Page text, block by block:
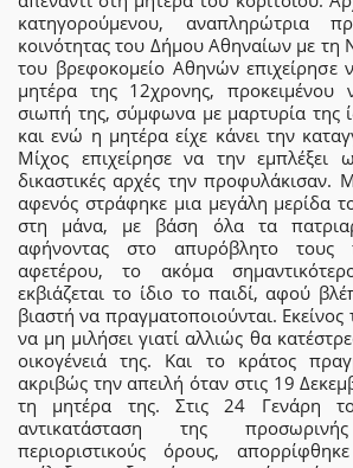
κατηγορούμενου, αναπληρώτρια
κοινότητας του Δήμου Αθηναίων με τη
του βρεφοκομείο Αθηνών επιχείρησε
μητέρα της 12χρονης, προκειμένου
σιωπή της, σύμφωνα με μαρτυρία της
και ενώ η μητέρα είχε κάνει την
Μίχος επιχείρησε να την εμπλέξει
δικαστικές αρχές την προφυλάκισαν.
αφενός στράφηκε μια μεγάλη μερίδα
στη μάνα, με βάση όλα τα
αφήνοντας στο απυρόβλητο τους
αφετέρου, το ακόμα
εκβιάζεται το ίδιο το παιδί, αφού
βιαστή να πραγματοποιούνται.
να μη μιλήσει γιατί αλλιώς θα
οικογένειά της. Και το κράτος
ακριβώς την απειλή όταν στις 19
τη μητέρα της. Στις 24 Γενάρη
αντικατάσταση της
περιοριστικούς όρους,